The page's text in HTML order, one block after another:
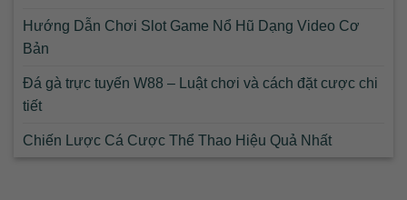
Hướng Dẫn Chơi Slot Game Nổ Hũ Dạng Video Cơ
Bản
Đá gà trực tuyến W88 – Luật chơi và cách đặt cược chi
tiết
Chiến Lược Cá Cược Thể Thao Hiệu Quả Nhất